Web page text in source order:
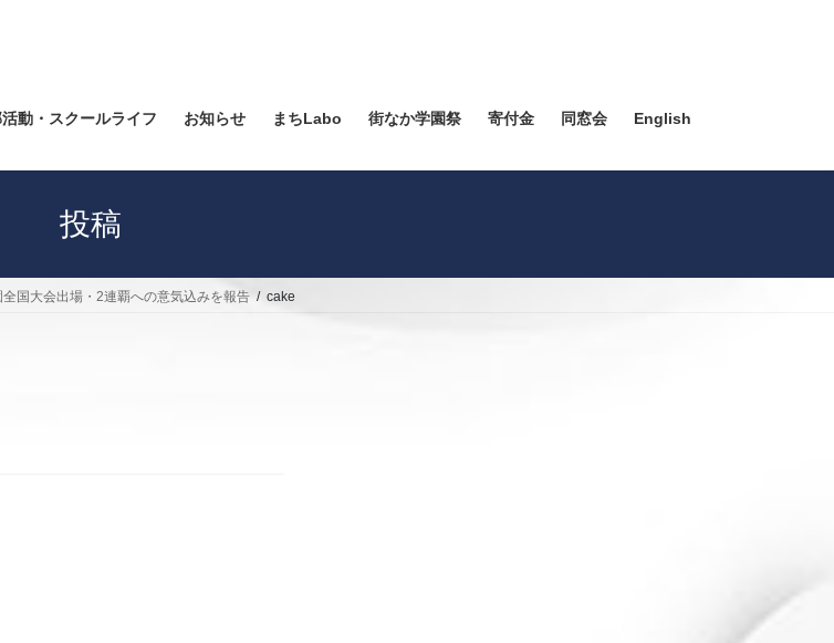
動・スクールライフ お知らせ まちLabo 街なか学園祭 寄付金 同窓会 English
投稿
国大会出場・2連覇への意気込みを報告 cake